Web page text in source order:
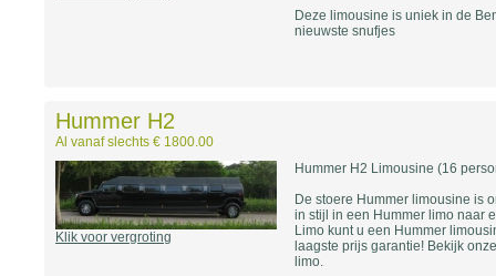
Deze limousine is uniek in de
nieuwste snufjes
Hummer H2
Al vanaf slechts € 1800.00
Klik voor vergroting
Hummer H2 Limousine (16
De stoere Hummer limousine is
in stijl in een Hummer limo naar
Limo kunt u een Hummer
laagste prijs garantie! Bekijk
limo.